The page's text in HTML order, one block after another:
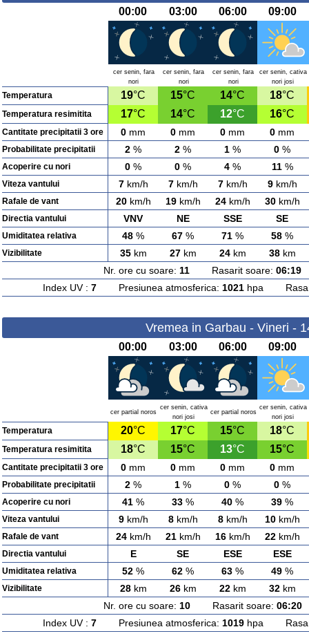
00:00 03:00 06:00 09:00
cer senin, fara
nori
cer senin, fara
nori
cer senin, fara
nori
cer senin, cativa
nori josi
Temperatura 19°C 15°C 14°C 18°C
Temperatura resimitita 17°C 14°C 12°C 16°C
Cantitate precipitatii 3 ore 0 mm 0 mm 0 mm 0 mm
Probabilitate precipitatii 2 % 2 % 1 % 0 %
Acoperire cu nori 0 % 0 % 4 % 11%
Viteza vantului 7km/h 7km/h 7km/h 9km/h
Rafale de vant 20km/h 19km/h 24km/h 30km/h
Directia vantului VNV NE SSE SE
Umiditatea relativa 48 % 67 % 71 % 58 %
Vizibilitate 35km 27km 24km 38km
Nr. ore cu soare: 11 Rasarit soare: 06:19
Index UV : 7Presiunea atmosferica: 1021hpa
Vremea in Garbau - Vineri -
00:00 03:00 06:00 09:00
cer partial noros
cer senin, cativa
nori josi
cer partial noros
cer senin, cativa
nori josi
Temperatura 20°C 17°C 15°C 18°C
Temperatura resimitita 18°C 15°C 13°C 15°C
Cantitate precipitatii 3 ore 0 mm 0 mm 0 mm 0 mm
Probabilitate precipitatii 2 % 1 % 0 % 0 %
Acoperire cu nori 41 % 33 % 40 % 39 %
Viteza vantului 9km/h 8km/h 8km/h 10km/h
Rafale de vant 24km/h 21km/h 16km/h 22km/h
Directia vantului E SE ESE ESE
Umiditatea relativa 52 % 62 % 63 % 49 %
Vizibilitate 28km 26km 22km 32km
Nr. ore cu soare: 10Rasarit soare: 06:20
Index UV : 7Presiunea atmosferica: 1019hpa